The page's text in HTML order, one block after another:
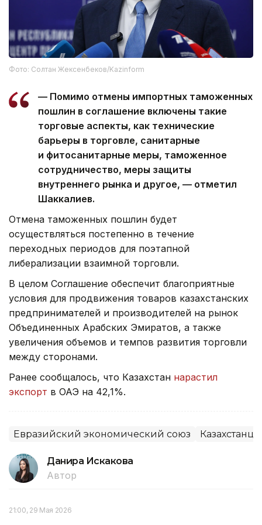
Фото: Солтан Жексенбеков/Kazinform
— Помимо отмены импортных таможенных
пошлин в соглашение включены такие
торговые аспекты, как технические
барьеры в торговле, санитарные
и фитосанитарные меры, таможенное
сотрудничество, меры защиты
внутреннего рынка и другое, — отметил
Шаккалиев.
Отмена таможенных пошлин будет
осуществляться постепенно в течение
переходных периодов для поэтапной
либерализации взаимной торговли.
В целом Соглашение обеспечит благоприятные
условия для продвижения товаров казахстанских
предпринимателей и производителей на рынок
Объединенных Арабских Эмиратов, а также
увеличения объемов и темпов развития торговли
между сторонами.
Ранее сообщалось, что Казахстан нарастил
экспорт в ОАЭ на 42,1%.
Евразийский экономический союз Казахстанцы
Данира Искакова
Автор
21:00, 29 Мая 2026